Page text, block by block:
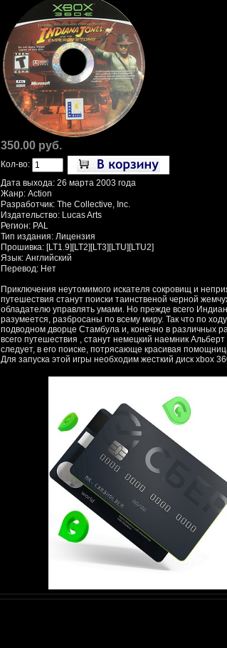
350.00 руб.
Кол-во:
Дата выхода: 26 марта 2003 года
Жанр: Action
Разработчик: The Collective, Inc.
Издательство: Lucas Arts
Регион: PAL
Тип издания: Лицензия
Прошивка: [LT1.9][LT2][LT3][LTU][LTU2]
Язык: Английский
Перевод: Нет
Приключения неутомимого искателя сокровищ и
путешествия станут поиски таинственой черной
обладателю управлять умами. Но прежде всего
разумеется, разбросаны по всему миру. Так что по
подводном дворце Стамбула и, конечно в различных
всего путешествия , станут немецкий наемник
следует, в его поиске, потрясающе красивая
Для запуска этой игры необходим жесткий диск xbox